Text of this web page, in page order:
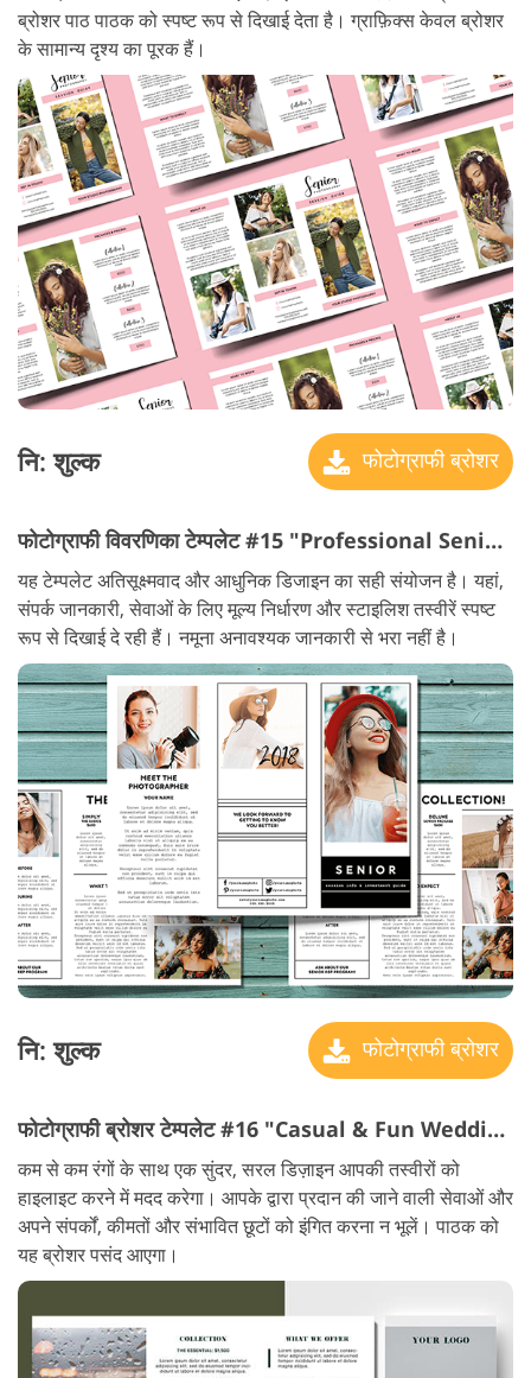
ब्रोशर पाठ पाठक को स्पष्ट रूप से दिखाई देता है। ग्राफ़िक्स केवल ब्रोशर
के सामान्य दृश्य का पूरक हैं।
नि: शुल्क फोटोग्राफी ब्रोशर
फोटोग्राफी विवरणिका टेम्पलेट #15 "Professional Senior"
यह टेम्पलेट अतिसूक्ष्मवाद और आधुनिक डिजाइन का सही संयोजन है। यहां,
संपर्क जानकारी, सेवाओं के लिए मूल्य निर्धारण और स्टाइलिश तस्वीरें स्पष्ट
रूप से दिखाई दे रही हैं। नमूना अनावश्यक जानकारी से भरा नहीं है।
नि: शुल्क फोटोग्राफी ब्रोशर
फोटोग्राफी ब्रोशर टेम्पलेट #16 "Casual & Fun Wedding"
कम से कम रंगों के साथ एक सुंदर, सरल डिज़ाइन आपकी तस्वीरों को
हाइलाइट करने में मदद करेगा। आपके द्वारा प्रदान की जाने वाली सेवाओं और
अपने संपर्कों, कीमतों और संभावित छूटों को इंगित करना न भूलें। पाठक को
यह ब्रोशर पसंद आएगा।